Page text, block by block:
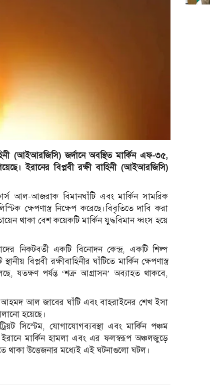
(আইআরজিসি) জর্দানে অবস্থিত মার্কিন এফ-৩৫,
ইরানের বিপ্লবী রক্ষী বাহিনী (আইআরজিসি)
আল-আজরাক বিমানঘাঁটি এবং মার্কিন সামরিক
ক্ষেপণাস্ত্র নিক্ষেপ করেছে।বিবৃতিতে দাবি করা
থাকা বেশ কয়েকটি মার্কিন যুদ্ধবিমান ধ্বংস হয়ে
নিকটবর্তী একটি বিনোদন কেন্দ্র, একটি শিল্প
বিপ্লবী রক্ষীবাহিনীর ঘাঁটিতে মার্কিন ক্ষেপণাস্ত্র
যতক্ষণ পর্যন্ত ‘শত্রু আগ্রাসন’ অব্যাহত থাকবে,
আল জাবের ঘাঁটি এবং বাহরাইনের শেখ ইসা
হয়েছে।
সিস্টেম, যোগাযোগব্যবস্থা এবং মার্কিন পঞ্চম
মার্কিন হামলা এবং এর ফলস্বরূপ অঞ্চলজুড়ে
থাকা উত্তেজনার মধ্যেই এই ঘটনাগুলো ঘটল।